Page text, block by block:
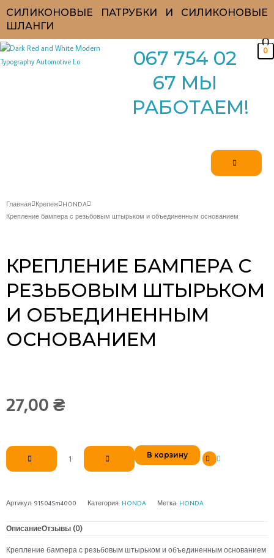
СИЛИКОНОВЫЕ ПАТРУБКИ И СИЛИКОНОВЫЕ
ШЛАНГИ
067 754 02
67 МЫ
РАБОТАЕМ!
0
Главная Крепеж HONDA
Крепление бампера с резьбовым штырьком и объединенным основанием
КРЕПЛЕНИЕ БАМПЕРА С
РЕЗЬБОВЫМ ШТЫРЬКОМ
И ОБЪЕДИНЕННЫМ
ОСНОВАНИЕМ
27,00 ₴
Количество
товара
Крепление
штырьком
объединенным
В корзину
Артикул: 91504Sm4000 Категория: HONDA Метка: HONDA
ОписаниеОтзывы (0)
Крепление бампера с резьбовым штырьком и объединенным основанием